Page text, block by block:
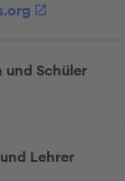
und Schüler
Lehrer